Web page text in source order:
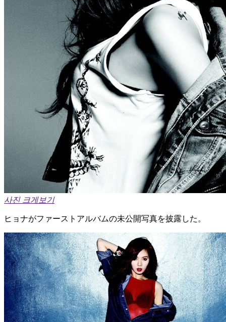
사진 크게보기
ヒョナがファーストアルバムの未公開写真を披露した。